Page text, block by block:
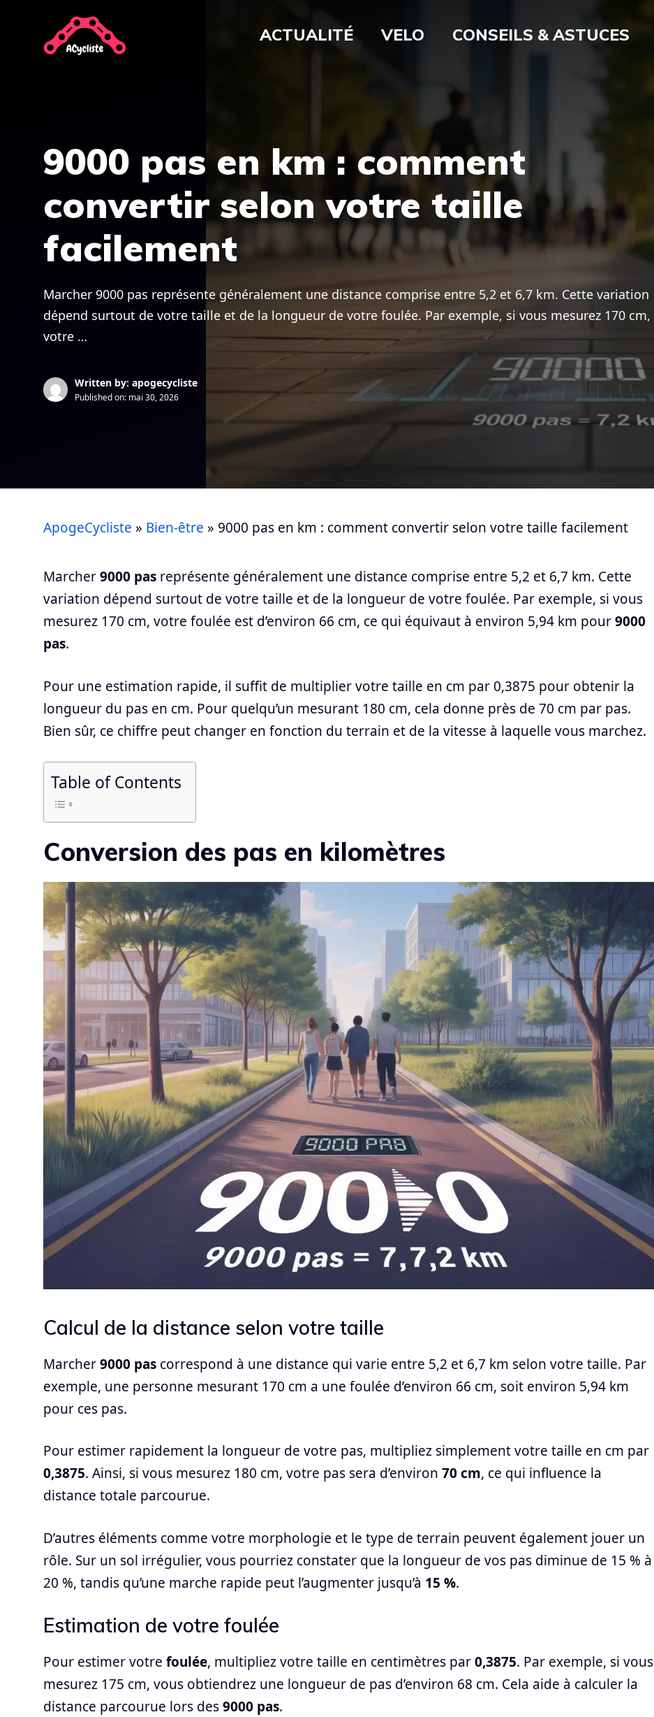
contenu
ACTUALITÉ VELO CONSEILS & ASTUCES
9000 pas en km : comment
convertir selon votre taille
facilement
Marcher 9000 pas représente généralement une distance comprise entre 5,2 et 6,7 km. Cette variation
dépend surtout de votre taille et de la longueur de votre foulée. Par exemple, si vous mesurez 170 cm,
votre …
Written by: apogecycliste
Published on: mai 30, 2026
ApogeCycliste » Bien-être » 9000 pas en km : comment convertir selon votre taille facilement
Marcher9000 pas représente généralement une distance comprise entre 5,2 et 6,7 km. Cette
variation dépend surtout de votre taille et de la longueur de votre foulée. Par exemple, si vous
mesurez 170 cm, votre foulée est d’environ 66 cm, ce qui équivaut à environ 5,94 km pour9000
pas.
Pour une estimation rapide, il suffit de multiplier votre taille en cm par 0,3875 pour obtenir la
longueur du pas en cm. Pour quelqu’un mesurant 180 cm, cela donne près de 70 cm par pas.
Bien sûr, ce chiffre peut changer en fonction du terrain et de la vitesse à laquelle vous marchez.
Table of Contents
Conversion des pas en kilomètres
Calcul de la distance selon votre taille
Marcher9000 pas correspond à une distance qui varie entre 5,2 et 6,7 km selon votre taille. Par
exemple, une personne mesurant 170 cm a une foulée d’environ 66 cm, soit environ 5,94 km
pour ces pas.
Pour estimer rapidement la longueur de votre pas, multipliez simplement votre taille en cm par
0,3875. Ainsi, si vous mesurez 180 cm, votre pas sera d’environ 70 cm, ce qui influence la
distance totale parcourue.
D’autres éléments comme votre morphologie et le type de terrain peuvent également jouer un
rôle. Sur un sol irrégulier, vous pourriez constater que la longueur de vos pas diminue de 15 % à
20 %, tandis qu’une marche rapide peut l’augmenter jusqu’à 15 %.
Estimation de votre foulée
Pour estimer votre foulée, multipliez votre taille en centimètres par0,3875. Par exemple, si vous
mesurez 175 cm, vous obtiendrez une longueur de pas d’environ 68 cm. Cela aide à calculer la
distance parcourue lors des9000 pas.